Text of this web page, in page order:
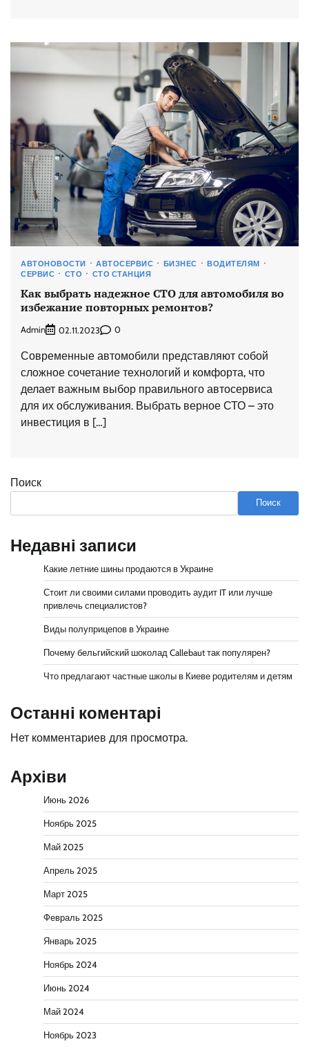
АВТОНОВОСТИ АВТОСЕРВИС БИЗНЕС
ВОДИТЕЛЯМ
СЕРВИС
СТО СТО СТАНЦИЯ
Как выбрать надежное СТО для автомобиля во
избежание повторных ремонтов?
Admin 02.11.2023 0
Современные автомобили представляют собой
сложное сочетание технологий и комфорта, что
делает важным выбор правильного автосервиса
для их обслуживания. Выбрать верное СТО – это
инвестиция в […]
Поиск
Поиск
Недавні записи
Какие летние шины продаются в Украине
Стоит ли своими силами проводить аудит IT или лучше
привлечь специалистов?
Виды полуприцепов в Украине
Почему бельгийский шоколад Callebaut так популярен?
Что предлагают частные школы в Киеве родителям и детям
Останні коментарі
Нет комментариев для просмотра.
Архіви
Июнь 2026
Ноябрь 2025
Май 2025
Апрель 2025
Март 2025
Февраль 2025
Январь 2025
Ноябрь 2024
Июнь 2024
Май 2024
Ноябрь 2023